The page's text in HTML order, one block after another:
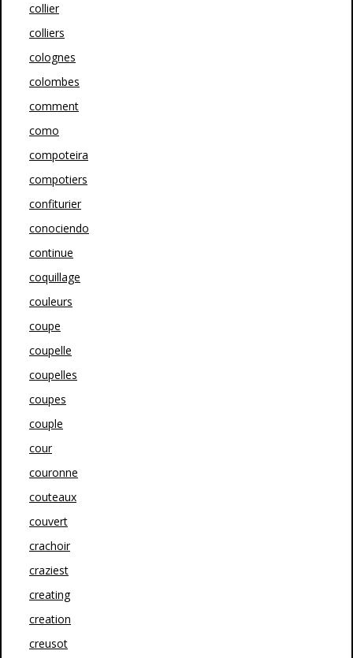
collier
colliers
colognes
colombes
comment
como
compoteira
compotiers
confiturier
conociendo
continue
coquillage
couleurs
coupe
coupelle
coupelles
coupes
couple
cour
couronne
couteaux
couvert
crachoir
craziest
creating
creation
creusot